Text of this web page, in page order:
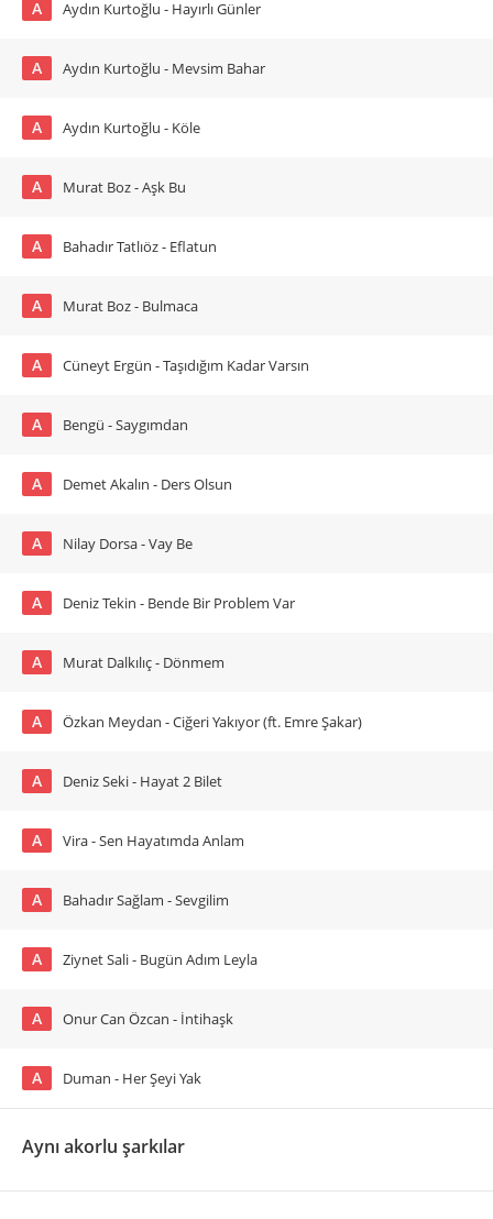
A Aydın Kurtoğlu - Hayırlı Günler
A Aydın Kurtoğlu - Mevsim Bahar
A Aydın Kurtoğlu - Köle
A Murat Boz - Aşk Bu
A Bahadır Tatlıöz - Eflatun
A Murat Boz - Bulmaca
A Cüneyt Ergün - Taşıdığım Kadar Varsın
A Bengü - Saygımdan
A Demet Akalın - Ders Olsun
A Nilay Dorsa - Vay Be
A Deniz Tekin - Bende Bir Problem Var
A Murat Dalkılıç - Dönmem
A Özkan Meydan - Ciğeri Yakıyor (ft. Emre Şakar)
A Deniz Seki - Hayat 2 Bilet
A Vira - Sen Hayatımda Anlam
A Bahadır Sağlam - Sevgilim
A Ziynet Sali - Bugün Adım Leyla
A Onur Can Özcan - İntihaşk
A Duman - Her Şeyi Yak
Aynı akorlu şarkılar